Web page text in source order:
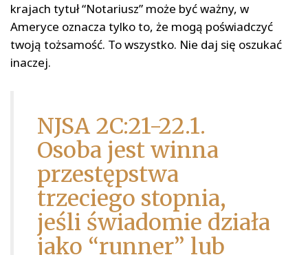
krajach tytuł “Notariusz” może być ważny, w
Ameryce oznacza tylko to, że mogą poświadczyć
twoją tożsamość. To wszystko. Nie daj się oszukać
inaczej.
NJSA 2C:21-22.1.
Osoba jest winna
przestępstwa
trzeciego stopnia,
jeśli świadomie działa
jako “runner” lub